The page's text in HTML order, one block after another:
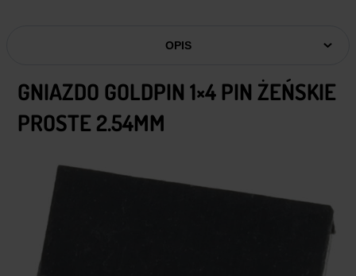
OPIS
GNIAZDO GOLDPIN 1×4 PIN ŻEŃSKIE
PROSTE 2.54MM